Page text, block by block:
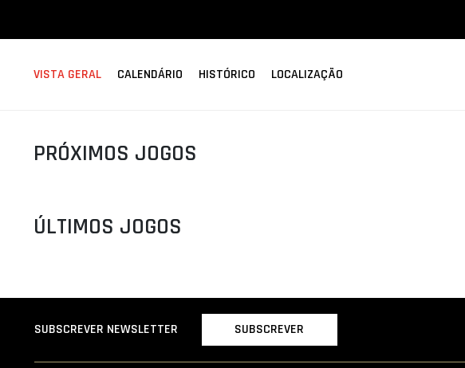
PROJETOS
VISTA GERAL CALENDÁRIO HISTÓRICO LOCALIZAÇÃO
PRÓXIMOS JOGOS
ÚLTIMOS JOGOS
SUBSCREVER NEWSLETTER SUBSCREVER